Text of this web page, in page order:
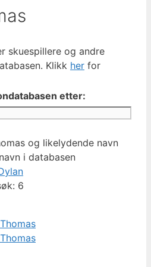
skuespillere og andre
Klikk her for
etter:
og likelydende navn
i databasen
6